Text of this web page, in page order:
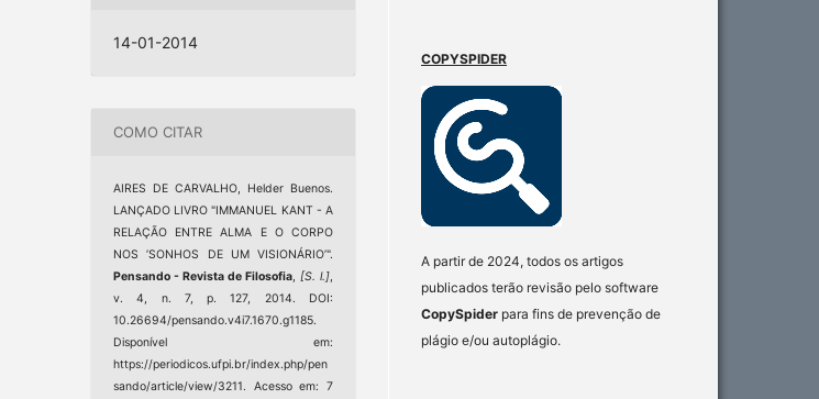
14-01-2014
COMO CITAR
AIRES DE CARVALHO, Helder Buenos.
LANÇADO LIVRO "IMMANUEL KANT - A
RELAÇÃO ENTRE ALMA E O CORPO
NOS ’SONHOS DE UM VISIONÁRIO’".
Pensando - Revista de Filosofia, [S. l.],
v. 4, n. 7, p. 127, 2014. DOI:
10.26694/pensando.v4i7.1670.g1185.
Disponível em:
https://periodicos.ufpi.br/index.php/pen
sando/article/view/3211. Acesso em: 7
COPYSPIDER
A partir de 2024, todos os artigos
publicados terão revisão pelo software
CopySpider para fins de prevenção de
plágio e/ou autoplágio.